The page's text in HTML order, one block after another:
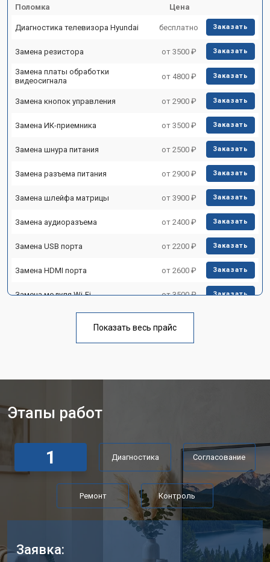
Поломка Цена
Диагностика телевизора Hyundai бесплатно Заказать
Замена резистора от 3500 ₽ Заказать
Замена платы обработки
видеосигнала
от 4800 ₽ Заказать
Замена кнопок управления от 2900 ₽ Заказать
Замена ИК-приемника от 3500 ₽ Заказать
Замена шнура питания от 2500 ₽ Заказать
Замена разъема питания от 2900 ₽ Заказать
Замена шлейфа матрицы от 3900 ₽ Заказать
Замена аудиоразъема от 2400 ₽ Заказать
Замена USB порта от 2200 ₽ Заказать
Замена HDMI порта от 2600 ₽ Заказать
Замена модуля Wi-Fi от 3500 ₽ Заказать
Замена блока питания от 3700 ₽
Замена трансформаторов
Показать весь прайс
Этапы работ
1 Диагностика Согласование
Ремонт Контроль
Заявка: